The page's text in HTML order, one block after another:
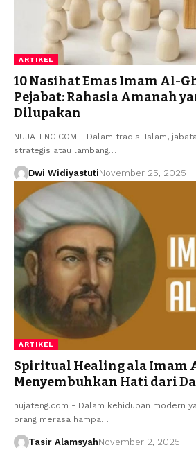
ARTIKEL
10 Nasihat Emas Imam Al-
Pejabat: Rahasia Amanah
Dilupakan
NUJATENG.COM - Dalam tradisi Islam,
strategis atau lambang…
Dwi WidiyastutiNovember 25, 2025
ARTIKEL
Spiritual Healing ala Imam
Menyembuhkan Hati dari
nujateng.com - Dalam kehidupan modern
orang merasa hampa…
Tasir AlamsyahNovember 2, 2025